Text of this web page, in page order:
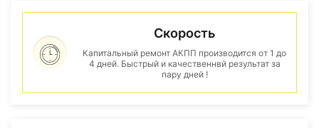
Скорость
Капитальный ремонт АКПП производится от 1 до
4 дней. Быстрый и качественнвй результат за
пару дней !